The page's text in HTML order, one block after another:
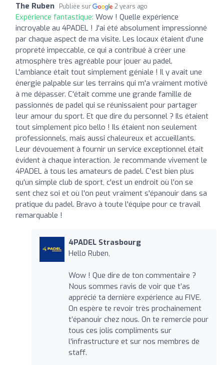
The Ruben Publiée sur 2 years ago
Expérience fantastique: Wow ! Quelle expérience
incroyable au 4PADEL ! J'ai été absolument impressionné
par chaque aspect de ma visite. Les locaux étaient d'une
propreté impeccable, ce qui a contribué à créer une
atmosphère très agréable pour jouer au padel.
L'ambiance était tout simplement géniale ! Il y avait une
énergie palpable sur les terrains qui m'a vraiment motivé
à me dépasser. C'était comme une grande famille de
passionnés de padel qui se réunissaient pour partager
leur amour du sport. Et que dire du personnel ? Ils étaient
tout simplement pico bello ! Ils étaient non seulement
professionnels, mais aussi chaleureux et accueillants.
Leur dévouement à fournir un service exceptionnel était
évident à chaque interaction. Je recommande vivement le
4PADEL à tous les amateurs de padel. C'est bien plus
qu'un simple club de sport, c'est un endroit où l'on se
sent chez soi et où l'on peut vraiment s'épanouir dans sa
pratique du padel. Bravo à toute l'équipe pour ce travail
remarquable !
4PADEL Strasbourg
Hello Ruben,
Wow ! Que dire de ton commentaire ?
Nous sommes ravis de voir que t’as
apprécié ta dernière expérience au FIVE.
On espère te revoir très prochainement
t’épanouir chez nous. On te remercie pour
tous ces jolis compliments sur
l'infrastructure et sur nos membres de
staff.